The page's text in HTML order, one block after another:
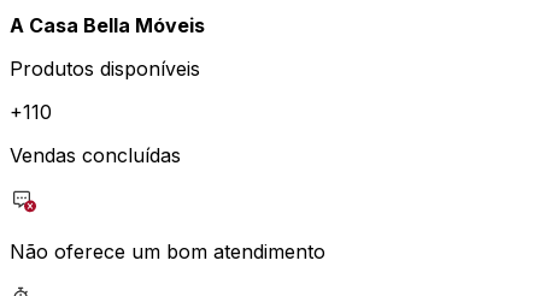
A Casa Bella Móveis
Produtos disponíveis
+110
Vendas concluídas
Não oferece um bom atendimento